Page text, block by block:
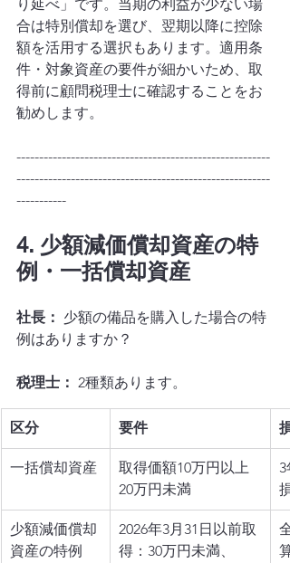
り延べ」です。当期の利益が少ない場
合は特別償却を選び、翌期以降に控除
額を活用する選択もあります。適用条
件・対象資産の要件が細かいため、取
得前に顧問税理士に確認することをお
勧めします。
--------------------------------------------------------
--------------------------------------------------------
-----------
4. 少額減価償却資産の特
例・一括償却資産
社長： 少額の備品を購入した場合の特
例はありますか？
税理士： 2種類あります。
区分 要件
一括償却資産
取得価額10万円以上
20万円未満
3
少額減価償却
資産の特例
2026年3月31日以前取
得：30万円未満、